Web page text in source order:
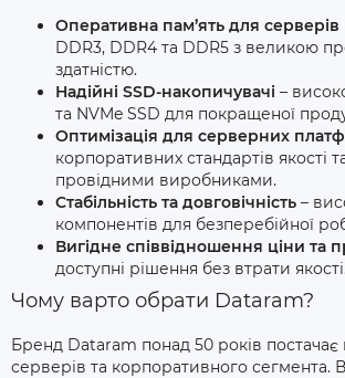
Оперативна пам’ять для серверів
DDR3, DDR4 та DDR5 з великою
здатністю.
Надійні SSD-накопичувачі –
та NVMe SSD для покращеної
Оптимізація для серверних
корпоративних стандартів якості та
провідними виробниками.
Стабільність та довговічність –
компонентів для безперебійної
Вигідне співвідношення ціни та
доступні рішення без втрати якості.
Чому варто обрати Dataram?
Бренд Dataram понад 50 років постачає
серверів та корпоративного сегмента.